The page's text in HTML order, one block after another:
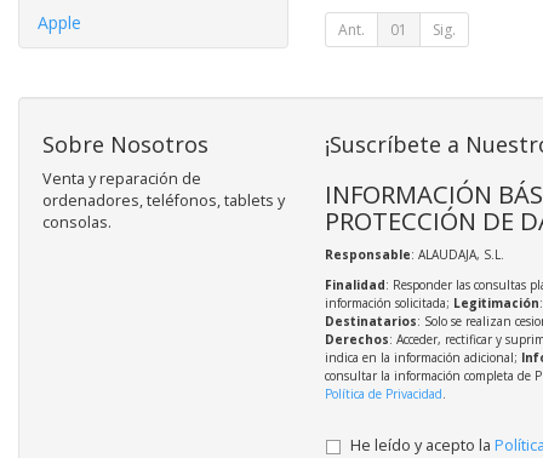
Apple Ant. 01 Sig.
Sobre Nosotros
Venta y reparación de
ordenadores, teléfonos, tablets y
consolas.
¡Suscríbete a
INFORMACIÓN
PROTECCIÓN DE
Responsable: ALAUDAJA, S.L.
Finalidad: Responder las consultas
información solicitada; Legitimación
Destinatarios: Solo se realizan
Derechos: Acceder, rectificar y
indica en la información adicional;
consultar la información completa de
Política de Privacidad.
He leído y acepto la